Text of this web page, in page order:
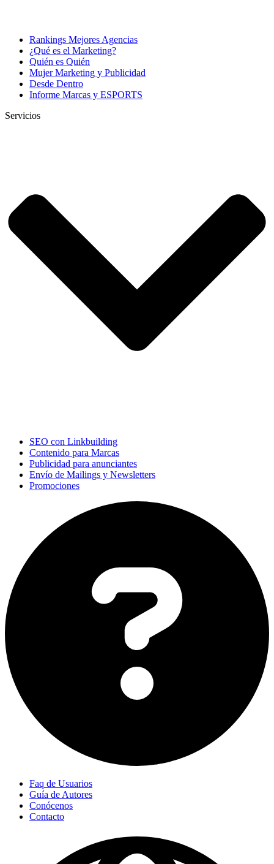
Rankings Mejores Agencias
¿Qué es el Marketing?
Quién es Quién
Mujer Marketing y Publicidad
Desde Dentro
Informe Marcas y ESPORTS
Servicios
SEO con Linkbuilding
Contenido para Marcas
Publicidad para anunciantes
Envío de Mailings y Newsletters
Promociones
Faq de Usuarios
Guía de Autores
Conócenos
Contacto